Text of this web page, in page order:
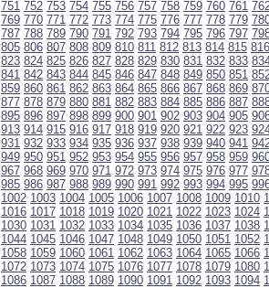
751 752 753 754 755 756 757 758 759 760 761
769 770 771 772 773 774 775 776 777 778 779
787 788 789 790 791 792 793 794 795 796 797
805 806 807 808 809 810 811 812 813 814 815 816
823 824 825 826 827 828 829 830 831 832 833
841 842 843 844 845 846 847 848 849 850 851
859 860 861 862 863 864 865 866 867 868 869
877 878 879 880 881 882 883 884 885 886 887
895 896 897 898 899 900 901 902 903 904 905
913 914 915 916 917 918 919 920 921 922 923
931 932 933 934 935 936 937 938 939 940 941
949 950 951 952 953 954 955 956 957 958 959
967 968 969 970 971 972 973 974 975 976 977
985 986 987 988 989 990 991 992 993 994 995
1002 1003 1004 1005 1006 1007 1008 1009 1010
1016 1017 1018 1019 1020 1021 1022 1023 1024
1030 1031 1032 1033 1034 1035 1036 1037 1038
1044 1045 1046 1047 1048 1049 1050 1051 1052
1058 1059 1060 1061 1062 1063 1064 1065 1066
1072 1073 1074 1075 1076 1077 1078 1079 1080
1086 1087 1088 1089 1090 1091 1092 1093 1094